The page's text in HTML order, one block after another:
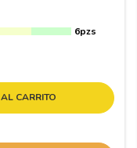
6pzs
CARRITO